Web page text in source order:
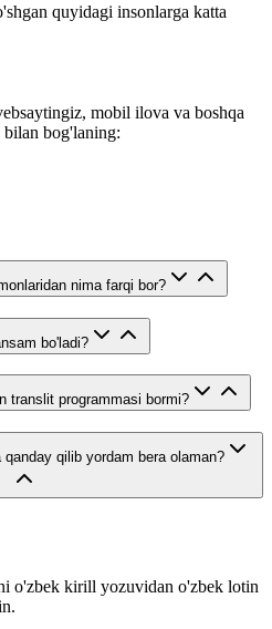
quyidagi insonlarga katta
mobil ilova va boshqa
bog'laning:
nima farqi bor?
bo'ladi?
translit programmasi bormi?
qilib yordam bera olaman?
o'zbek kirill yozuvidan o'zbek lotin